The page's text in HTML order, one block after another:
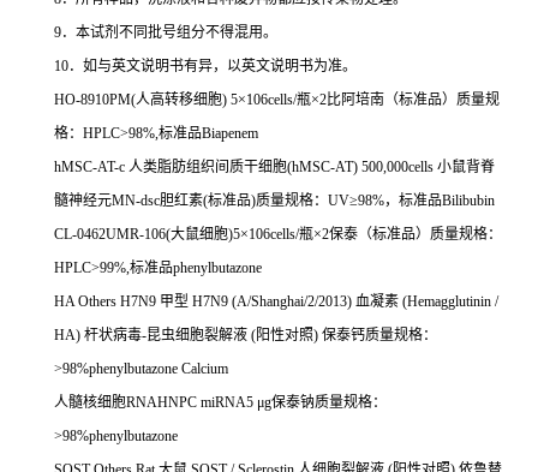
9．本试剂不同批号组分不得混用。
10．如与英文说明书有异，以英文说明书为准。
HO-8910PM(人高转移细胞) 5×106cells/瓶×2比阿培南（标准品）质量规
格： HPLC>98%,标准品Biapenem
hMSC-AT-c 人类脂肪组织间质干细胞(hMSC-AT) 500,000cells 小鼠背脊
髓神经元MN-dsc胆红素(标准品)质量规格： UV≥98%，标准品Bilibubin
CL-0462UMR-106(大鼠细胞)5×106cells/瓶×2保泰（标准品）质量规格：
HPLC>99%,标准品phenylbutazone
HA Others H7N9 甲型 H7N9 (A/Shanghai/2/2013) 血凝素 (Hemagglutinin /
HA) 杆状病毒-昆虫细胞裂解液 (阳性对照) 保泰钙质量规格：
>98%phenylbutazone Calcium
人髓核细胞RNAHNPC miRNA5 μg保泰钠质量规格：
>98%phenylbutazone